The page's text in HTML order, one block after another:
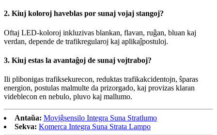
2. Kiuj koloroj haveblas por sunaj vojaj stangoj?
Oftaj LED-koloroj inkluzivas blankan, flavan, ruĝan, bluan kaj
verdan, depende de trafikregularoj kaj aplikaĵpostuloj.
3. Kiuj estas la avantaĝoj de sunaj vojtraboj?
Ili plibonigas trafiksekurecon, reduktas trafikakcidentojn, ŝparas
energion, postulas malmulte da prizorgado, kaj provizas klaran
videblecon en nebulo, pluvo kaj mallumo.
Antaŭa: Moviĝsensilo Integra Suna Stratlumo
Sekva: Komerca Integra Suna Strata Lampo